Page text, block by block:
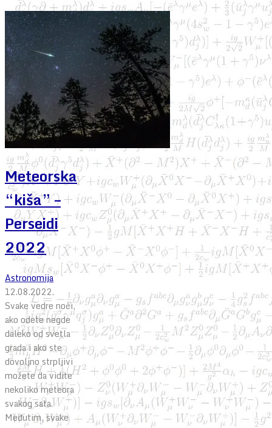
Meteorska
“kiša” –
Perseidi
2022
Astronomija
12.08.2022.
Svake vedre noći,
ako odete negde
daleko od svetla
grada i ako ste
dovoljno strpljivi
možete da vidite
nekoliko meteora
svakog sata.
Međutim, svake